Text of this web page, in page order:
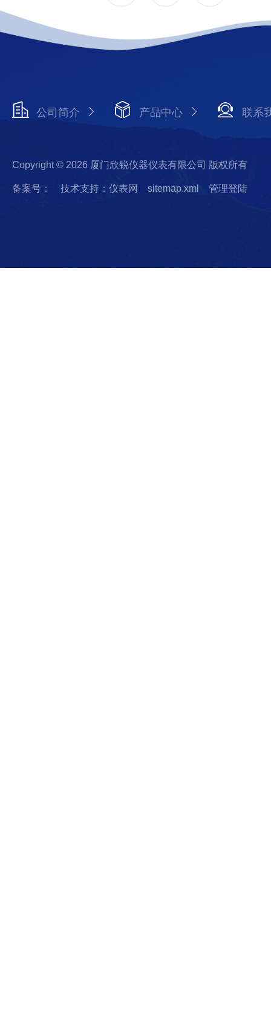
公司简介 产品中心 联系
Copyright © 2026 厦门欣锐仪器仪表有限公司 版权所有
备案号： 技术支持：仪表网 sitemap.xml 管理登陆